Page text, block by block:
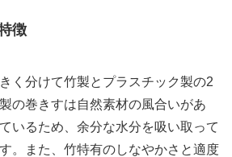
徴
く分けて竹製とプラスチック製の2
の巻きすは自然素材の風合いがあ
いるため、余分な水分を吸い取って
。また、竹特有のしなやかさと適度